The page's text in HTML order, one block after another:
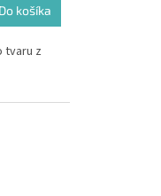
Do košíka
tvaru z